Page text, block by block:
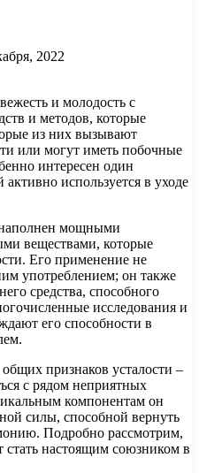
2022
и молодость с
и методов, которые
из них вызывают
или могут иметь побочные
интересен один
используется в уходе
мощными
веществами, которые
Его применение не
употреблением; он также
средства, способного
исследования и
его способности в
признаков усталости –
с рядом неприятных
компонентам он
силы, способной вернуть
Подробно рассмотрим,
стать настоящим союзником в